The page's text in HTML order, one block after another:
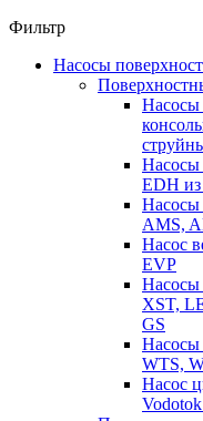
Фильтр
Насосы
Насосы
Насосы
EDH
Насосы
AMS,
Насос
EVP
Насосы
XST,
GS
Насосы
WTS,
Насос